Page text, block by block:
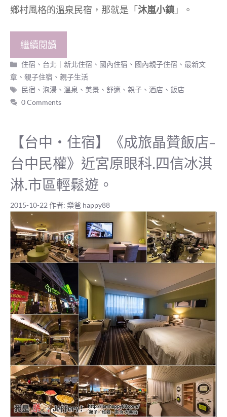
鄉村風格的溫泉民宿，那就是「沐嵐小鎮 」。
繼續閱讀
分
類
住宿 、 台北｜新北住宿 、 國內住宿 、 國內親子住宿 、最新文
章 、 親子住宿 、 親子生活
標
籤
民宿 、泡湯 、溫泉 、美景 、舒適 、親子 、 酒店 、飯店
0 Comments
【台中‧住宿】《成旅晶贊飯店-
台中民權》近宮原眼科.四信冰淇
淋.市區輕鬆遊。
2015-10-22 作者: 樂爸 happy88